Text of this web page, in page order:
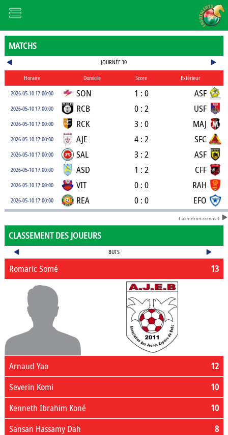
MATCHS
JOURNÉE 30
Horaire Domicile Score
Extérieur
2026-05-10 17:00:00
SON 1 : 0 ASF
2026-05-10 17:00:00 RCB 0 : 2 USF
2026-05-10 17:00:00 RCK 3 : 0 MAJ
2026-05-10 17:00:00 AJE 4 : 2 SFC
2026-05-10 17:00:00 SAL 3 : 2 ASF
2026-05-10 17:00:00 ASD 1 : 2 CFF
2026-05-10 17:00:00 VIT 0 : 0 RAH
2026-05-10 17:00:00 REA 0 : 0 EFO
Calendrier complet
CLASSEMENT DES JOUEURS
BUTS
13
Romaric Somé
12
Arnaud Yao
10
Severin Komi
10
Kenneth Ibrahim Koné
8
Sansan Hassamy Dah